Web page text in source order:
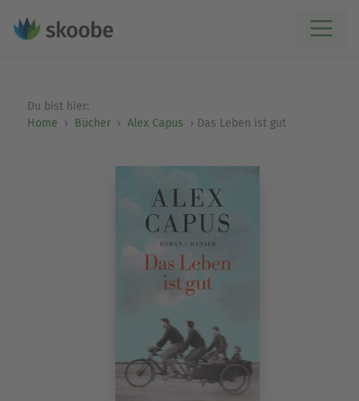
Du bist hier:
Home
Bücher Alex Capus Das Leben ist gut